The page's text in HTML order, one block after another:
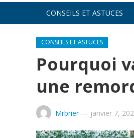
CONSEILS ET ASTUCES
CONSEILS ET ASTUCES
Pourquoi
une
Mrbrier— janvier 7,